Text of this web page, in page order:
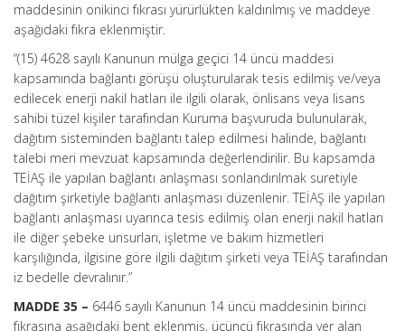
maddesinin onikinci fıkrası yürürlükten kaldırılmış ve maddeye
aşağıdaki fıkra eklenmiştir.
“(15) 4628 sayılı Kanunun mülga geçici 14 üncü maddesi
kapsamında bağlantı görüşü oluşturularak tesis edilmiş ve/veya
edilecek enerji nakil hatları ile ilgili olarak, önlisans veya lisans
sahibi tüzel kişiler tarafından Kuruma başvuruda bulunularak,
dağıtım sisteminden bağlantı talep edilmesi halinde, bağlantı
talebi meri mevzuat kapsamında değerlendirilir. Bu kapsamda
TEİAŞ ile yapılan bağlantı anlaşması sonlandırılmak suretiyle
dağıtım şirketiyle bağlantı anlaşması düzenlenir. TEİAŞ ile yapılan
bağlantı anlaşması uyarınca tesis edilmiş olan enerji nakil hatları
ile diğer şebeke unsurları, işletme ve bakım hizmetleri
karşılığında, ilgisine göre ilgili dağıtım şirketi veya TEİAŞ tarafından
iz bedelle devralınır.”
MADDE 35 – 6446 sayılı Kanunun 14 üncü maddesinin birinci
fıkrasına aşağıdaki bent eklenmiş, üçüncü fıkrasında yer alan